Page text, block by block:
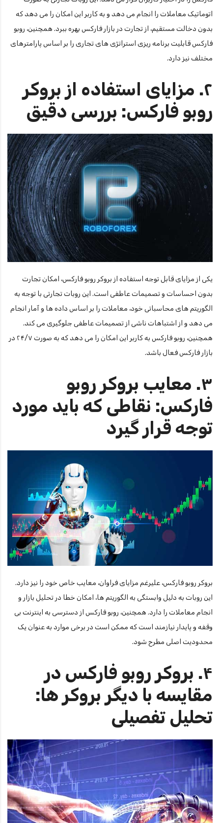
اتوماتیک معاملات را انجام می دهد و به کاربر این امکان را می دهد که
بدون دخالت مستقیم، از تجارت در بازار فارکس بهره ببرد. همچنین، روبو
فارکس قابلیت برنامه ریزی استراتژی های تجاری را بر اساس پارامترهای
مختلف نیز دارد.
۲. مزایای استفاده از بروکر
روبو فارکس: بررسی دقیق
یکی از مزایای قابل توجه استفاده از بروکر روبو فارکس، امکان تجارت
بدون احساسات و تصمیمات عاطفی است. این روبات تجارتی با توجه به
الگوریتم های محاسباتی خود، معاملات را بر اساس داده ها و آمار انجام
می دهد و از اشتباهات ناشی از تصمیمات عاطفی جلوگیری می کند.
همچنین، روبو فارکس به کاربر این امکان را می دهد که به صورت ۲۴/۷ در
بازار فارکس فعال باشد.
۳. معایب بروکر روبو
فارکس: نقاطی که باید مورد
توجه قرار گیرد
بروکر روبو فارکس، علیرغم مزایای فراوان، معایب خاص خود را نیز دارد.
این روبات به دلیل وابستگی به الگوریتم ها، امکان خطا در تحلیل بازار و
انجام معاملات را دارد. همچنین، روبو فارکس از دسترسی به اینترنت بی
وقفه و پایدار نیازمند است که ممکن است در برخی موارد به عنوان یک
محدودیت اصلی مطرح شود.
۴. بروکر روبو فارکس در
مقایسه با دیگر بروکر ها:
تحلیل تفصیلی